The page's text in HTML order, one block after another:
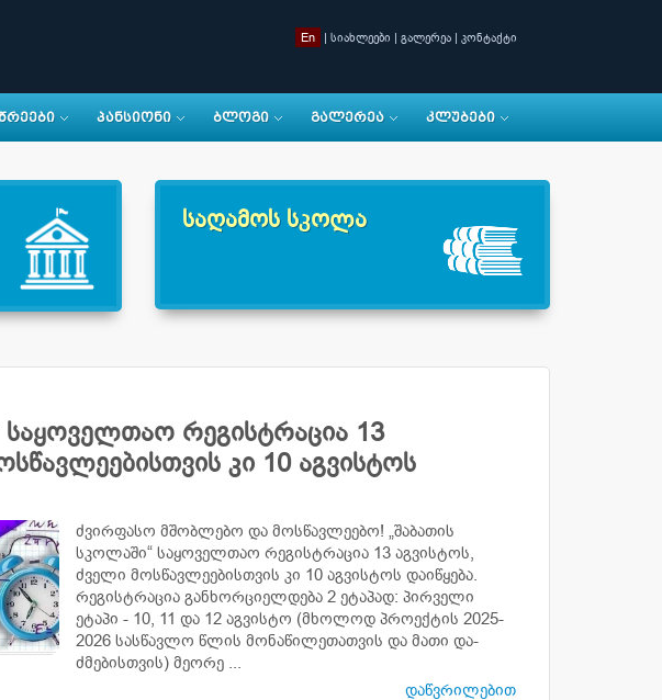
En | სიახლეები | გალერეა | კონტაქტი
ᲬᲠᲔᲔᲑᲘ ᲞᲐᲜᲡᲘᲝᲜᲘ ᲑᲚᲝᲒᲘ ᲒᲐᲚᲔᲠᲔᲐ ᲙᲚᲣᲑᲔᲑᲘ
საღამოს სკოლა
საყოველთაო რეგისტრაცია 13
კი 10 აგვისტოს
ძვირფასო მშობლებო და მოსწავლეებო! „შაბათის
სკოლაში“ საყოველთაო რეგისტრაცია 13 აგვისტოს,
ძველი მოსწავლეებისთვის კი 10 აგვისტოს დაიწყება.
რეგისტრაცია განხორციელდება 2 ეტაპად: პირველი
ეტაპი - 10, 11 და 12 აგვისტო (მხოლოდ პროექტის 2025-
2026 სასწავლო წლის მონაწილეთათვის და მათი და-
ძმებისთვის) მეორე ...
დაწვრილებით